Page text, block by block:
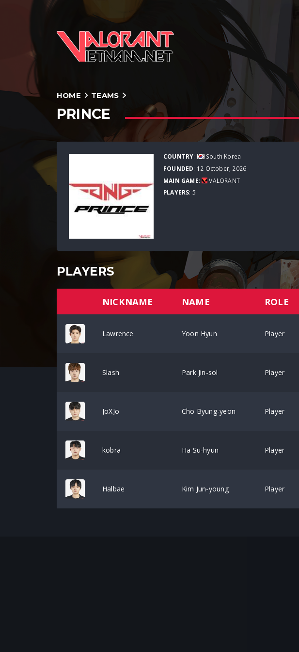
HOME TEAMS
PRINCE
COUNTRY:
South Korea
FOUNDED: 12 October, 2026
MAIN GAME:
VALORANT
PLAYERS: 5
PLAYERS
NICKNAME NAME ROLE
Lawrence Yoon Hyun Player
Slash Park Jin-sol Player
JoXJo Cho Byung-yeon Player
kobra Ha Su-hyun Player
Halbae Kim Jun-young Player